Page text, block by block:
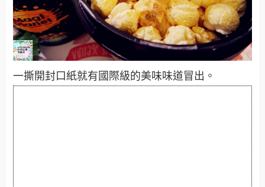
一撕開封口紙就有國際級的美味味道冒出。